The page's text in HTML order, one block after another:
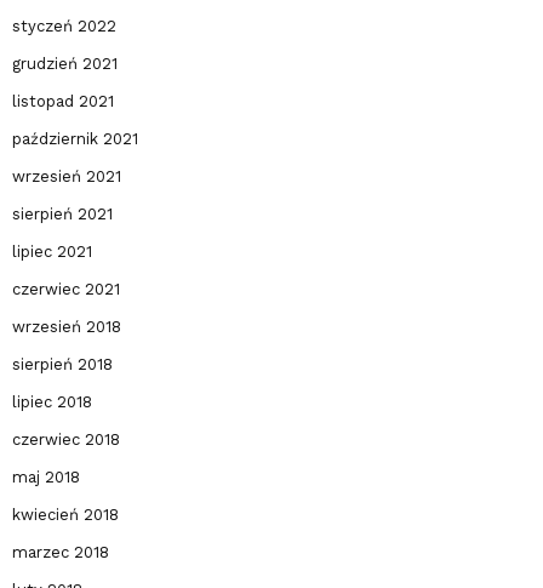
styczeń 2022
grudzień 2021
listopad 2021
październik 2021
wrzesień 2021
sierpień 2021
lipiec 2021
czerwiec 2021
wrzesień 2018
sierpień 2018
lipiec 2018
czerwiec 2018
maj 2018
kwiecień 2018
marzec 2018